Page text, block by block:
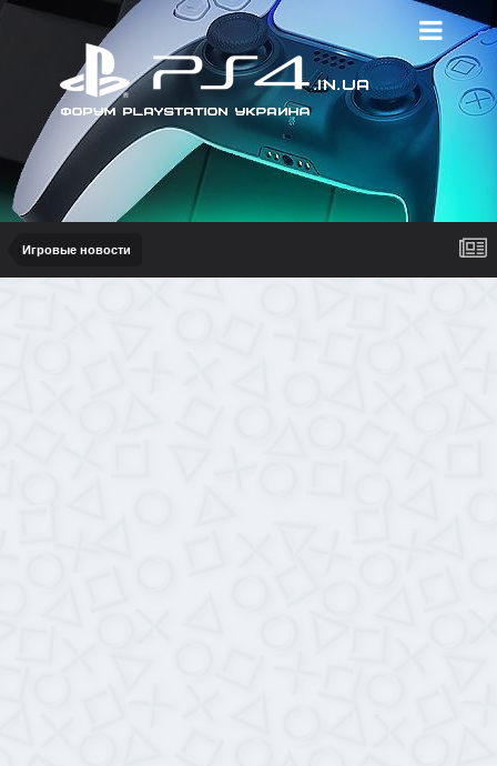
Игровые новости